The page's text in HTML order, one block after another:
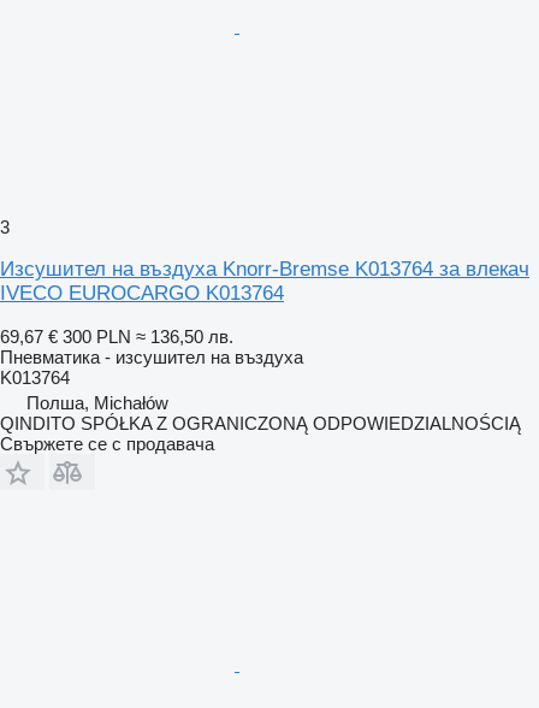
3
Изсушител на въздуха Knorr-Bremse K013764 за влекач
IVECO EUROCARGO K013764
69,67 € 300 PLN ≈ 136,50 лв.
Пневматика - изсушител на въздуха
K013764
Полша, Michałów
QINDITO SPÓŁKA Z OGRANICZONĄ ODPOWIEDZIALNOŚCIĄ
Свържете се с продавача